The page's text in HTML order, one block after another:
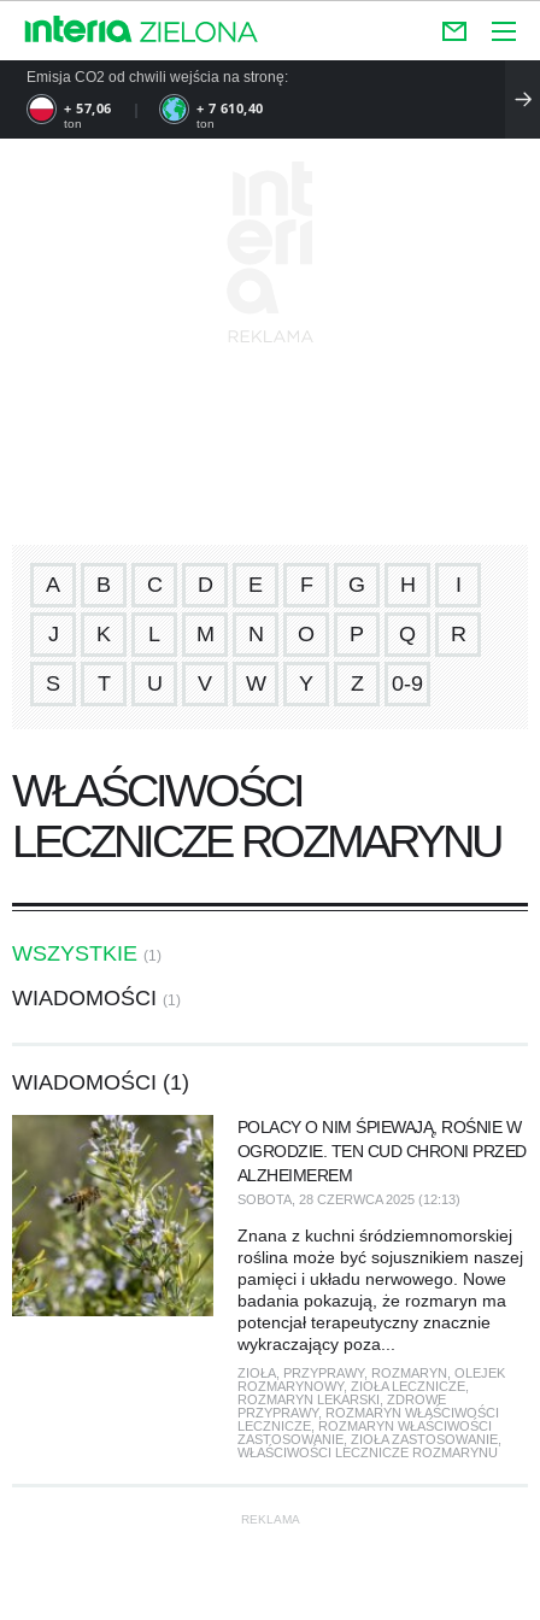
Emisja CO2 od chwili wejścia na stronę:
+ 57,06
ton
+ 7 610,40
ton
A B C D E F G H I
J K L M N O P Q R
S T U V W Y Z 0-9
WŁAŚCIWOŚCI
LECZNICZE ROZMARYNU
WSZYSTKIE (1)
WIADOMOŚCI (1)
WIADOMOŚCI (1)
POLACY O NIM ŚPIEWAJĄ, ROŚNIE W
OGRODZIE. TEN CUD CHRONI PRZED
ALZHEIMEREM
SOBOTA, 28 CZERWCA 2025 (12:13)
Znana z kuchni śródziemnomorskiej
roślina może być sojusznikiem naszej
pamięci i układu nerwowego. Nowe
badania pokazują, że rozmaryn ma
potencjał terapeutyczny znacznie
wykraczający poza...
ZIOŁA, PRZYPRAWY, ROZMARYN OLEJEK
ROZMARYNOWY, ZIOŁA LECZNICZE,
ROZMARYN LEKARSKI
ZDROWE
PRZYPRAWY, ROZMARYN WŁAŚCIWOŚCI
LECZNICZE, ROZMARYN WŁAŚCIWOŚCI
ZASTOSOWANIE, ZIOŁA ZASTOSOWANIE,
WŁAŚCIWOŚCI LECZNICZE ROZMARYNU
REKLAMA